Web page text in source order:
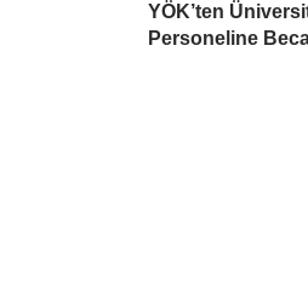
YÖK’ten
Personeline